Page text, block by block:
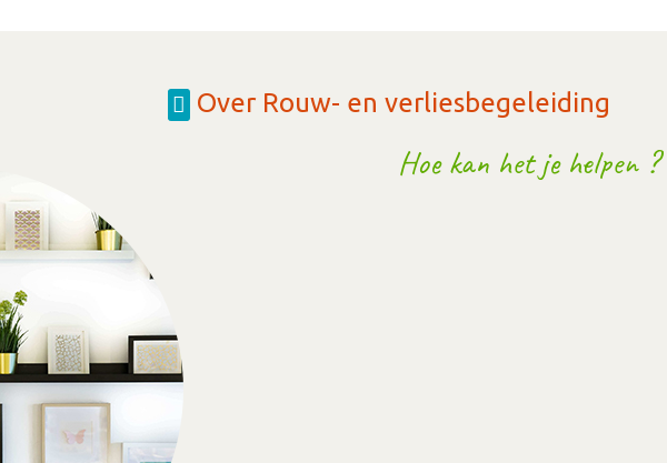
Over Rouw- en verliesbegeleiding
Hoe kan het je helpen ?